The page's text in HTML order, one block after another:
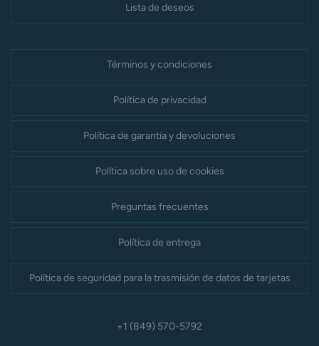
Lista de deseos
Términos y condiciones
Política de privacidad
Política de garantía y devoluciones
Política sobre uso de cookies
Preguntas frecuentes
Política de entrega
Política de seguridad para la trasmisión de datos de tarjetas
+1 (849) 570-5792